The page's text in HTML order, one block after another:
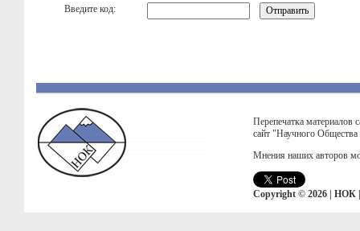
Введите код:
Перепечатка материалов
сайт "Научного
Мнения наших авторов
Copyright © 2026 | НОК